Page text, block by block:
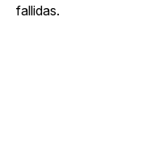
fallidas.